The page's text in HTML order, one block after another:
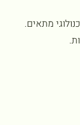
מתאים.